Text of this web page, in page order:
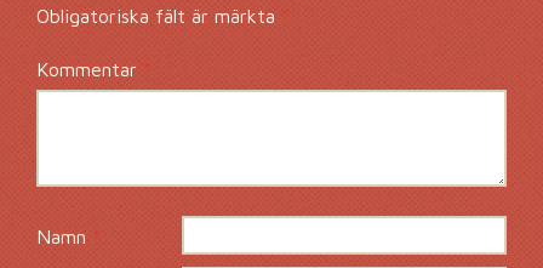
Obligatoriska fält är märkta *
Kommentar*
Namn *